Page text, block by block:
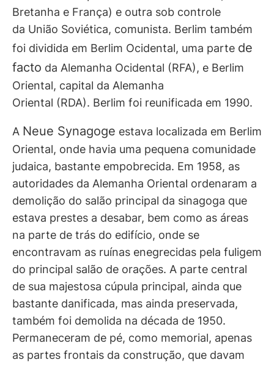
Bretanha e França) e outra sob controle
da União Soviética, comunista. Berlim também
foi dividida em Berlim Ocidental, uma parte de
facto da Alemanha Ocidental (RFA), e Berlim
Oriental, capital da Alemanha
Oriental (RDA). Berlim foi reunificada em 1990.
A Neue Synagoge estava localizada em Berlim
Oriental, onde havia uma pequena comunidade
judaica, bastante empobrecida. Em 1958, as
autoridades da Alemanha Oriental ordenaram a
demolição do salão principal da sinagoga que
estava prestes a desabar, bem como as áreas
na parte de trás do edifício, onde se
encontravam as ruínas enegrecidas pela fuligem
do principal salão de orações. A parte central
de sua majestosa cúpula principal, ainda que
bastante danificada, mas ainda preservada,
também foi demolida na década de 1950.
Permaneceram de pé, como memorial, apenas
as partes frontais da construção, que davam